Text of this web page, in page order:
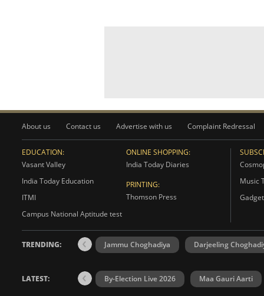
About us Contact us Advertise with us Complaint Redressal
EDUCATION:
Vasant Valley
India Today Education
ITMI
Campus National Aptitude test
ONLINE SHOPPING:
India Today Diaries
PRINTING:
Thomson Press
Music
TRENDING: Jammu Choghadiya Darjeeling
LATEST: By-Election Live 2026 Maa Gauri Aarti